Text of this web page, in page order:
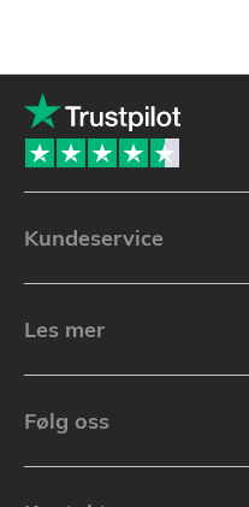
Kundeservice
Les mer
Følg oss